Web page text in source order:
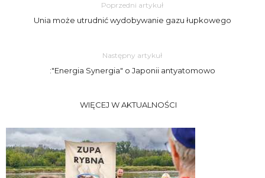
Poprzedni artykuł
Unia może utrudnić wydobywanie gazu łupkowego
Następny artykuł
:"Energia Synergia" o Japonii antyatomowo
WIĘCEJ W AKTUALNOŚCI